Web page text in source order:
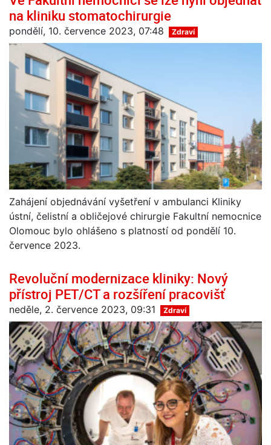
na kliniku stomatochirurgie
pondělí, 10. července 2023, 07:48 Zdraví
Zahájení objednávání vyšetření v ambulanci Kliniky
ústní, čelistní a obličejové chirurgie Fakultní nemocnice
Olomouc bylo ohlášeno s platností od pondělí 10.
července 2023.
Revoluční modernizace kliniky: Nový
přístroj PET/CT a rozšíření pracovišť
neděle, 2. července 2023, 09:31 Zdraví